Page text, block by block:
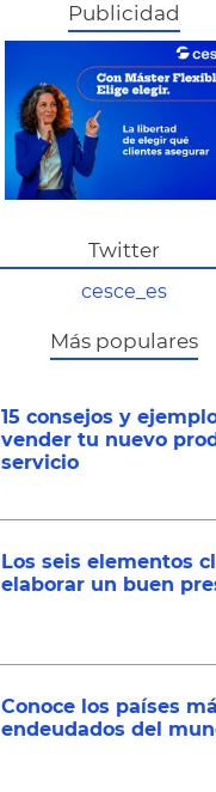
Publicidad
Twitter
cesce_es
Más populares
15 consejos y
vender tu nuevo
servicio
Los seis elementos
elaborar un buen
Conoce los países
endeudados del